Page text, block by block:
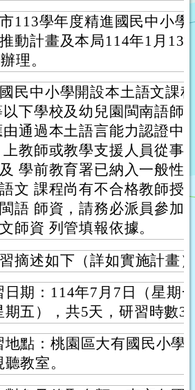
113學年度精進國民中小
動計畫及本局114年1月13
理。
民中小學開設本土語文課
下學校及幼兒園閩南語師
通過本土語言能力認證中
教師或教學支援人員從事
學前教育署已納入一般性
文 課程尚有不合格教師授
語 師資，請務必派員參加
師資 列管填報依據。
摘述如下（詳如實施計畫
日期：114年7月7日（星期
期五），共5天，研習時數
地點：桃園區大有國民小學
教室。